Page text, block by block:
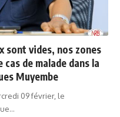
sont vides, nos zones
de malade dans la
Muyembe
09 février, le